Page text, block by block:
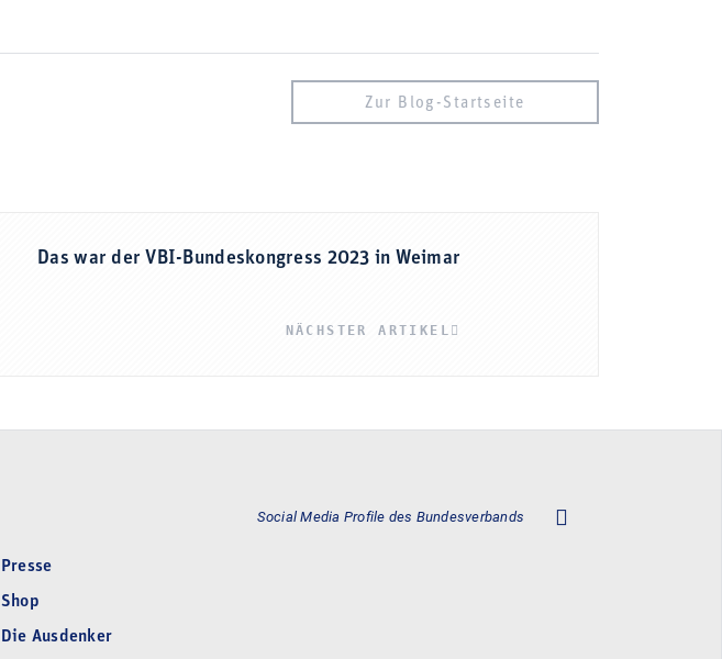
Zur Blog-Startseite
Das war der VBI-Bundeskongress 2023 in Weimar
NÄCHSTER ARTIKEL
Social Media Profile des Bundesverbands
Presse
Shop
Die Ausdenker